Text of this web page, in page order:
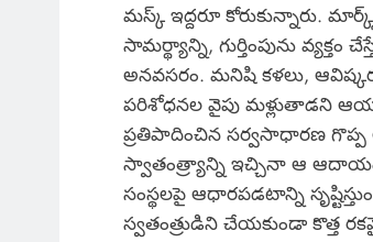
మస్క్ ఇద్దరూ కోరుకున్నారు.
సామర్థ్యాన్ని, గుర్తింపును
అనవసరం. మనిషి కళలు,
పరిశోధనల వైపు మళ్లుతాడని
ప్రతిపాదించిన సర్వసాధారణ
స్వాతంత్ర్యాన్ని ఇచ్చినా ఆ
సంస్థలపై ఆధారపడటాన్ని
స్వతంత్రుడిని చేయకుండా కొత్త